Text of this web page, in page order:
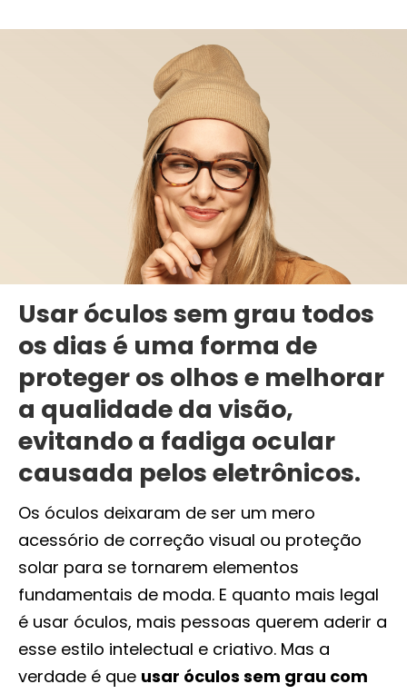
Usar óculos sem grau todos
os dias é uma forma de
proteger os olhos e melhorar
a qualidade da visão,
evitando a fadiga ocular
causada pelos eletrônicos.
Os óculos deixaram de ser um mero
acessório de correção visual ou proteção
solar para se tornarem elementos
fundamentais de moda. E quanto mais legal
é usar óculos, mais pessoas querem aderir a
esse estilo intelectual e criativo. Mas a
verdade é que usar óculos sem grau com